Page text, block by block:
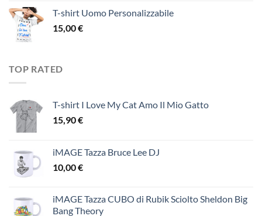
T-shirt Uomo Personalizzabile
15,00€
TOP RATED
T-shirt I Love My Cat Amo Il Mio Gatto
15,90€
iMAGE Tazza Bruce Lee DJ
10,00€
iMAGE Tazza CUBO di Rubik Sciolto Sheldon Big
Bang Theory